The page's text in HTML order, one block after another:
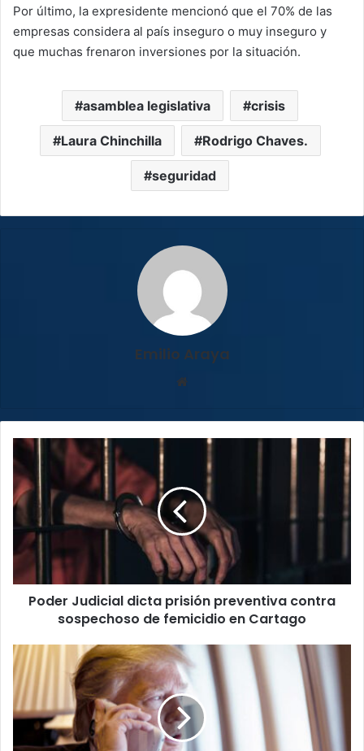
Por último, la expresidente mencionó que el 70% de las
empresas considera al país inseguro o muy inseguro y
que muchas frenaron inversiones por la situación.
asamblea legislativa crisis
Laura Chinchilla Rodrigo Chaves.
seguridad
Emilio Araya
Poder
Judicial
dicta
prisión
contra
sospechoso
femicidio
Poder Judicial dicta prisión preventiva contra
sospechoso de femicidio en Cartago
Trump
conversa
con
Lukashenko
antes